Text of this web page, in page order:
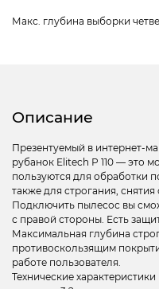
Макс. глубина выборки
Описание
Презентуемый в интернет-
рубанок Elitech Р 110 — это
пользуются для обработки
также для строгания,
Подключить пылесос вы
с правой стороны. Есть
Максимальная глубина
противоскользящим
работе пользователя.
Технические характеристики